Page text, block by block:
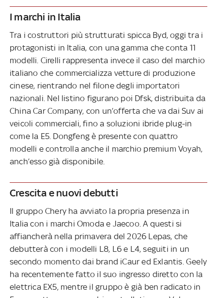
I marchi in Italia
Tra i costruttori più strutturati spicca Byd, oggi tra i
protagonisti in Italia, con una gamma che conta 11
modelli. Cirelli rappresenta invece il caso del marchio
italiano che commercializza vetture di produzione
cinese, rientrando nel filone degli importatori
nazionali. Nel listino figurano poi Dfsk, distribuita da
China Car Company, con un’offerta che va dai Suv ai
veicoli commerciali, fino a soluzioni ibride plug-in
come la E5. Dongfeng è presente con quattro
modelli e controlla anche il marchio premium Voyah,
anch’esso già disponibile.
Crescita e nuovi debutti
Il gruppo Chery ha avviato la propria presenza in
Italia con i marchi Omoda e Jaecoo. A questi si
affiancherà nella primavera del 2026 Lepas, che
debutterà con i modelli L8, L6 e L4, seguiti in un
secondo momento dai brand iCaur ed Exlantis. Geely
ha recentemente fatto il suo ingresso diretto con la
elettrica EX5, mentre il gruppo è già ben radicato in